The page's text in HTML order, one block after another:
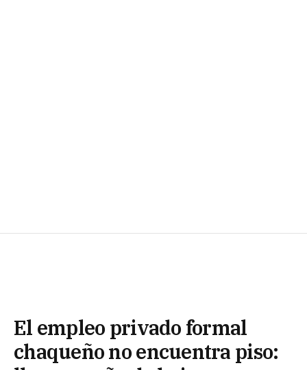
El empleo privado formal
chaqueño no encuentra piso: